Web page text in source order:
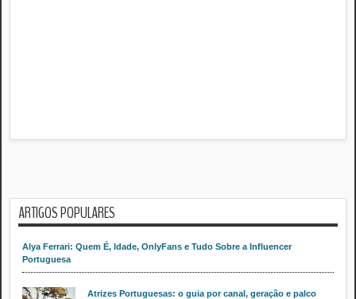
ARTIGOS POPULARES
Alya Ferrari: Quem É, Idade, OnlyFans e Tudo Sobre a Influencer
Portuguesa
Atrizes Portuguesas: o guia por canal, geração e palco